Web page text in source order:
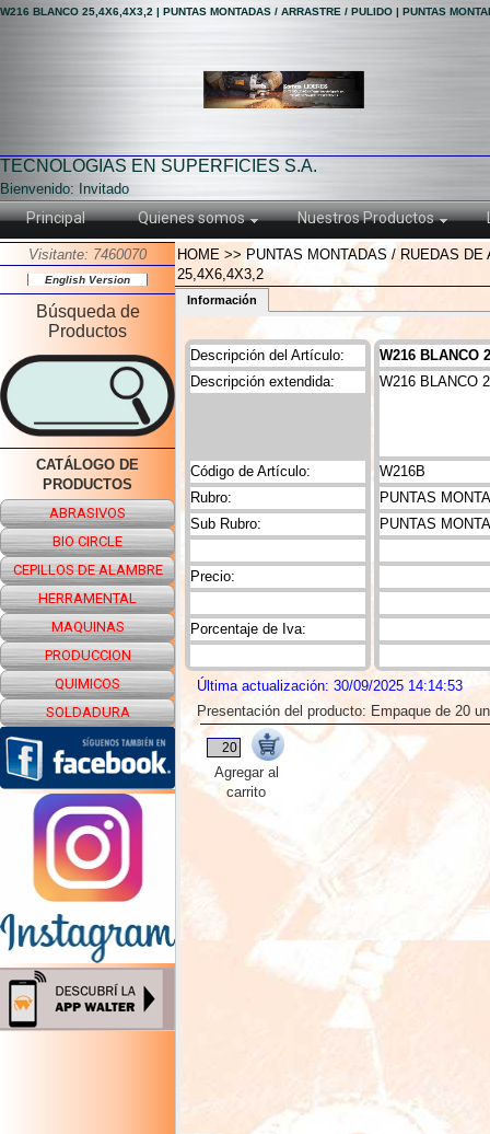
W216 BLANCO 25,4X6,4X3,2 | PUNTAS MONTADAS / ARRASTRE / PULIDO | PUNTAS
TECNOLOGIAS EN SUPERFICIES S.A.
Bienvenido: Invitado
Principal Quienes somos Nuestros Productos
Visitante: 7460070
English Version
Búsqueda de
Productos
CATÁLOGO DE
PRODUCTOS
ABRASIVOS
BIO CIRCLE
CEPILLOS DE ALAMBRE
HERRAMENTAL
MAQUINAS
PRODUCCION
QUIMICOS
SOLDADURA
HOME >> PUNTAS MONTADAS / RUEDAS
25,4X6,4X3,2
Información
Descripción del Artículo:
Código de Artículo:
Rubro:
Sub Rubro:
Precio:
Descripción extendida:
Porcentaje de Iva:
W216 BLANCO
W216B
PUNTAS
PUNTAS
W216 BLANCO
Última actualización: 30/09/2025 14:14:53
Presentación del producto: Empaque de 20
Agregar al
carrito